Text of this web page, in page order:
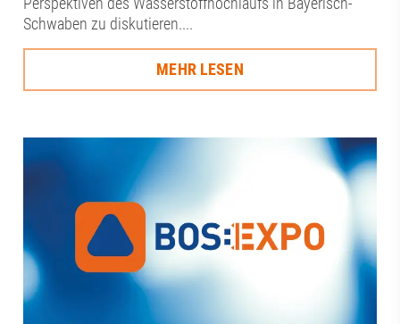
Schwaben zu diskutieren....
MEHR LESEN